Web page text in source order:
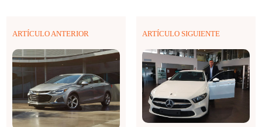
ARTÍCULO ANTERIOR ARTÍCULO SIGUIENTE